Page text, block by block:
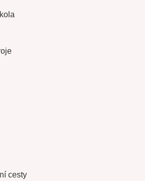
cesty